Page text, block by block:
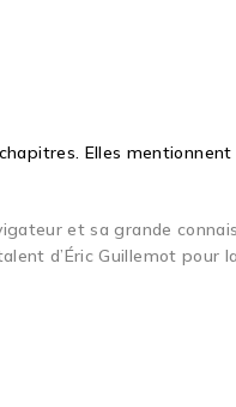
Elles mentionnent
et sa grande
d’Éric Guillemot